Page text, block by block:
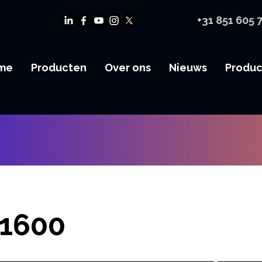
+31 851 605
Producten Over ons Nieuws